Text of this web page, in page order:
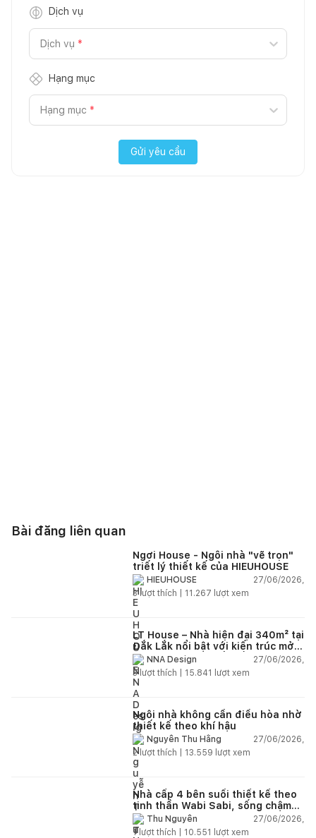
Dịch vụ
Dịch vụ *
Hạng mục
Hạng mục *
Gửi yêu cầu
Bài đăng liên quan
Ngơi House - Ngôi nhà "vẽ trọn"
triết lý thiết kế của HIEUHOUSE
HIEUHOUSE
27/06/2026,
3lượt thích | 11.267 lượt xem
LT House – Nhà hiện đại 340m² tại
Đắk Lắk nổi bật với kiến trúc mở
và hệ sân vườn kết nối thiên
nhiên
NNA Design
27/06/2026,
3lượt thích | 15.841 lượt xem
Ngôi nhà không cần điều hòa nhờ
thiết kế theo khí hậu
Nguyễn Thu Hằng
27/06/2026,
2lượt thích | 13.559 lượt xem
Nhà cấp 4 bên suối thiết kế theo
tinh thần Wabi Sabi, sống chậm
giữa thiên nhiên
Thu Nguyễn
27/06/2026,
1lượt thích | 10.551 lượt xem